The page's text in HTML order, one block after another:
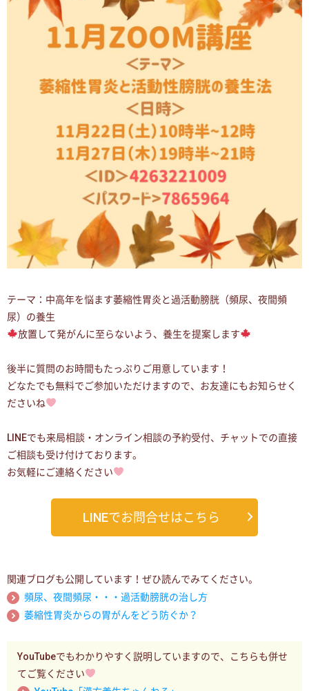
テーマ：中高年を悩ます萎縮性胃炎と過活動膀胱（頻尿、夜間頻
尿）の養生
放置して発がんに至らないよう、養生を提案します
後半に質問のお時間もたっぷりご用意しています！
どなたでも無料でご参加いただけますので、お友達にもお知らせく
ださいね
LINEでも来局相談・オンライン相談の予約受付、チャットでの直接
ご相談も受け付けております。
お気軽にご連絡ください
LINEでお問合せはこちら
関連ブログも公開しています！ぜひ読んでみてください。
頻尿、夜間頻尿・・・過活動膀胱の治し方
萎縮性胃炎からの胃がんをどう防ぐか？
YouTubeでもわかりやすく説明していますので、こちらも併せ
てご覧ください